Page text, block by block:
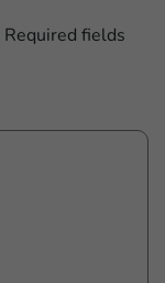
Required fields